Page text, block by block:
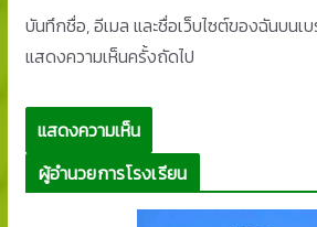
บันทึกชื่อ, อีเมล และชื่อเว็บไซต์ของฉันบนเ
แสดงความเห็นครั้งถัดไป
ผู้อำนวยการโรงเรียน